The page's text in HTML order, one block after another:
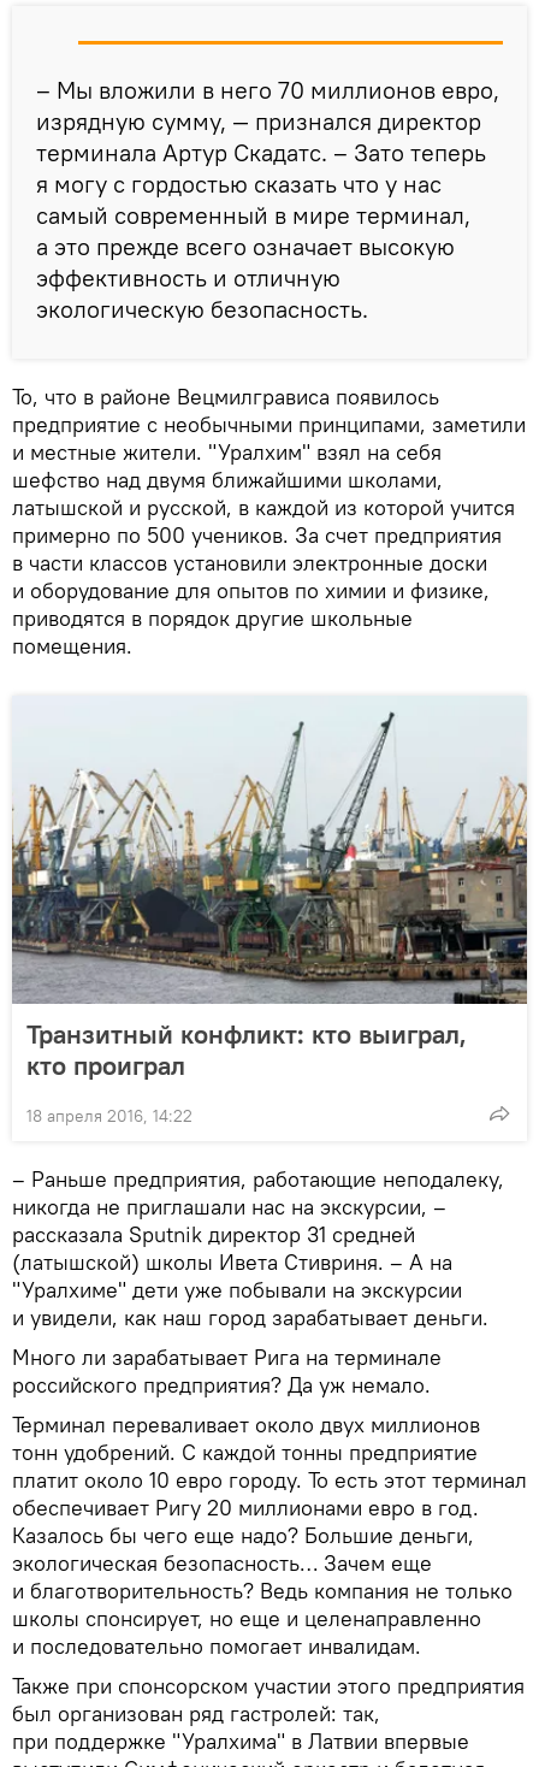
– Мы вложили в него 70 миллионов евро,
изрядную сумму, — признался директор
терминала Артур Скадатс. – Зато теперь
я могу с гордостью сказать что у нас
самый современный в мире терминал,
а это прежде всего означает высокую
эффективность и отличную
экологическую безопасность.
То, что в районе Вецмилгрависа появилось
предприятие с необычными принципами, заметили
и местные жители. "Уралхим" взял на себя
шефство над двумя ближайшими школами,
латышской и русской, в каждой из которой учится
примерно по 500 учеников. За счет предприятия
в части классов установили электронные доски
и оборудование для опытов по химии и физике,
приводятся в порядок другие школьные
помещения.
Транзитный конфликт: кто выиграл,
кто проиграл
18 апреля 2016, 14:22
– Раньше предприятия, работающие неподалеку,
никогда не приглашали нас на экскурсии, –
рассказала Sputnik директор 31 средней
(латышской) школы Ивета Стивриня. – А на
"Уралхиме" дети уже побывали на экскурсии
и увидели, как наш город зарабатывает деньги.
Много ли зарабатывает Рига на терминале
российского предприятия? Да уж немало.
Терминал переваливает около двух миллионов
тонн удобрений. С каждой тонны предприятие
платит около 10 евро городу. То есть этот терминал
обеспечивает Ригу 20 миллионами евро в год.
Казалось бы чего еще надо? Большие деньги,
экологическая безопасность… Зачем еще
и благотворительность? Ведь компания не только
школы спонсирует, но еще и целенаправленно
и последовательно помогает инвалидам.
Также при спонсорском участии этого предприятия
был организован ряд гастролей: так,
при поддержке "Уралхима" в Латвии впервые